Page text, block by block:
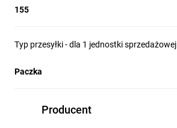
155
Typ przesyłki - dla 1 jednostki sprzedażowej
Paczka
Producent